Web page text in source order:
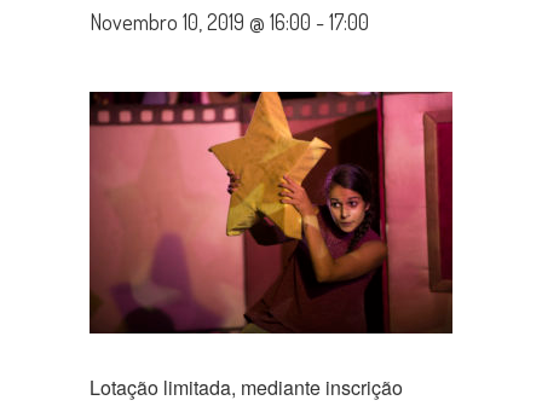
Novembro 10, 2019 @ 16:00 -17:00
Lotação limitada, mediante inscrição